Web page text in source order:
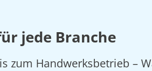
jede Branche
zum Handwerksbetrieb –